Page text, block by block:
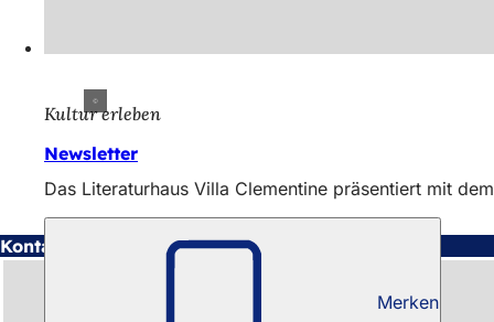
Kultur erleben
Newsletter
Das Literaturhaus Villa Clementine präsentiert mit
Merken
Kontakt